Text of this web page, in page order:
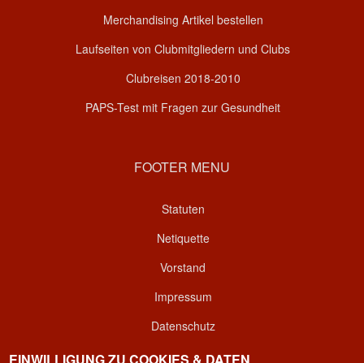
Merchandising Artikel bestellen
Laufseiten von Clubmitgliedern und Clubs
Clubreisen 2018-2010
PAPS-Test mit Fragen zur Gesundheit
FOOTER MENU
Statuten
Netiquette
Vorstand
Impressum
Datenschutz
Kontakt